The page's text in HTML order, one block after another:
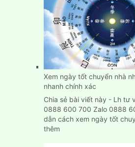
Dọn
Trọ
Trọn
Giá
Rẻ
Tại
Bình
Dương
Xem ngày tốt chuyển nhà
nhanh chính xác
Chia sẻ bài viết này - Lh tư
0888 600 700 Zalo 0888
dẫn cách xem ngày tốt
thêm: